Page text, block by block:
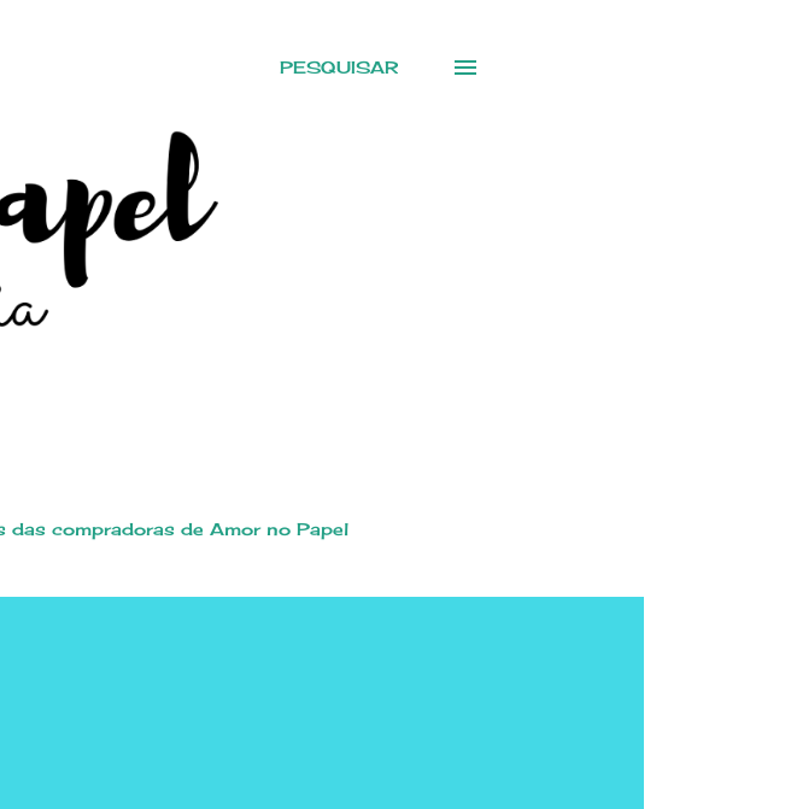
PESQUISAR
das compradoras de Amor no Papel